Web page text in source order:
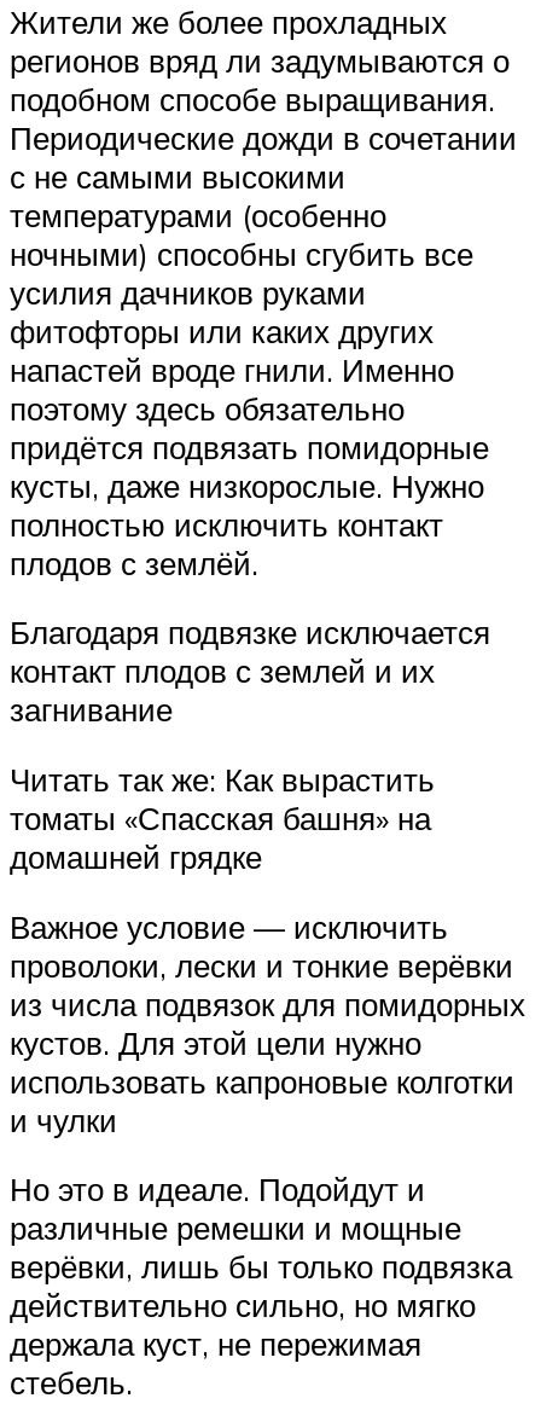
Жители же более прохладных
регионов вряд ли задумываются о
подобном способе выращивания.
Периодические дожди в сочетании
с не самыми высокими
температурами (особенно
ночными) способны сгубить все
усилия дачников руками
фитофторы или каких других
напастей вроде гнили. Именно
поэтому здесь обязательно
придётся подвязать помидорные
кусты, даже низкорослые. Нужно
полностью исключить контакт
плодов с землёй.
Благодаря подвязке исключается
контакт плодов с землей и их
загнивание
Читать так же: Как вырастить
томаты «Спасская башня» на
домашней грядке
Важное условие — исключить
проволоки, лески и тонкие верёвки
из числа подвязок для помидорных
кустов. Для этой цели нужно
использовать капроновые колготки
и чулки
Но это в идеале. Подойдут и
различные ремешки и мощные
верёвки, лишь бы только подвязка
действительно сильно, но мягко
держала куст, не пережимая
стебель.